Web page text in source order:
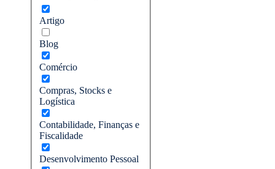
Artigo
Blog
Comércio
Compras, Stocks e
Logística
Contabilidade, Finanças e
Fiscalidade
Desenvolvimento Pessoal